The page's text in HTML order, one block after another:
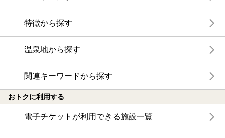
特徴から探す
温泉地から探す
関連キーワードから探す
おトクに利用する
電子チケットが利用できる施設一覧